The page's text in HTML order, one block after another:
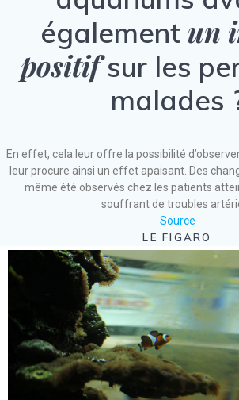
également un
positifsur les
malades
En effet, cela leur offre la possibilité
leur procure ainsi un effet apaisant. Des
même été observés chez les patients
souffrant de troubles
Source
LE FIGARO